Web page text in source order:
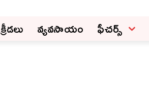
క్రీడలు వ్యవసాయం ఫీచ‌ర్స్ ‌